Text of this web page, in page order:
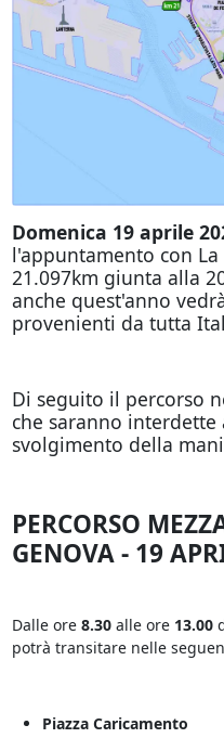
Domenica 19 aprile
l'appuntamento con La
21.097km giunta alla
anche quest'anno
provenienti da tutta
Di seguito il percorso
che saranno
svolgimento della
PERCORSO
GENOVA - 19
Dalle ore 8.30 alle ore13.00
potrà transitare nelle
Piazza Caricamento